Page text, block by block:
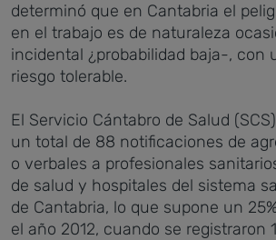
determinó que en Cantabria el
en el trabajo es de naturaleza
incidental ¿probabilidad baja-, con
riesgo tolerable.
El Servicio Cántabro de Salud
un total de 88 notificaciones de
o verbales a profesionales
de salud y hospitales del sistema
de Cantabria, lo que supone un
el año 2012, cuando se registraron